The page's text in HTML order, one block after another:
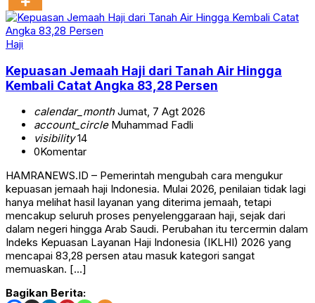
Haji
Kepuasan Jemaah Haji dari Tanah Air Hingga
Kembali Catat Angka 83,28 Persen
calendar_monthJumat, 7 Agt 2026
account_circleMuhammad Fadli
visibility14
0Komentar
HAMRANEWS.ID – Pemerintah mengubah cara mengukur
kepuasan jemaah haji Indonesia. Mulai 2026, penilaian tidak lagi
hanya melihat hasil layanan yang diterima jemaah, tetapi
mencakup seluruh proses penyelenggaraan haji, sejak dari
dalam negeri hingga Arab Saudi. Perubahan itu tercermin dalam
Indeks Kepuasan Layanan Haji Indonesia (IKLHI) 2026 yang
mencapai 83,28 persen atau masuk kategori sangat
memuaskan. […]
Bagikan Berita: